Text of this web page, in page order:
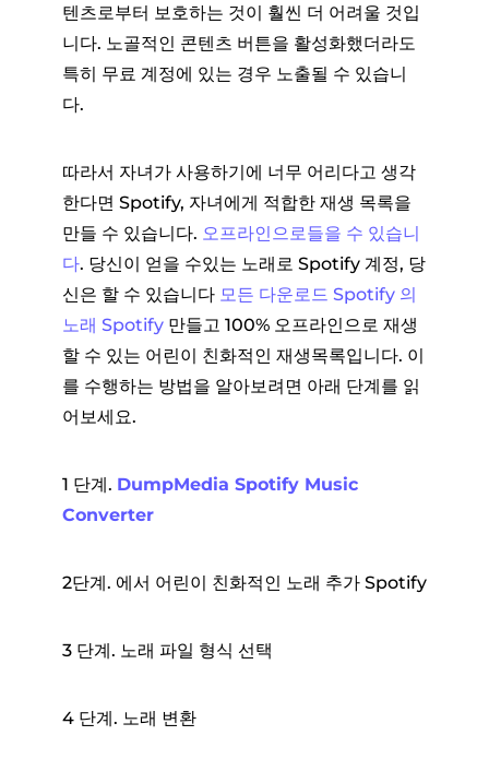
텐츠로부터 보호하는 것이 훨씬 더 어려울 것입
니다. 노골적인 콘텐츠 버튼을 활성화했더라도
특히 무료 계정에 있는 경우 노출될 수 있습니
다.
따라서 자녀가 사용하기에 너무 어리다고 생각
한다면 Spotify, 자녀에게 적합한 재생 목록을
만들 수 있습니다. 오프라인으로들을 수 있습니
다. 당신이 얻을 수있는 노래로 Spotify 계정, 당
신은 할 수 있습니다 모든 다운로드 Spotify 의
노래 Spotify만들고 100% 오프라인으로 재생
할 수 있는 어린이 친화적인 재생목록입니다. 이
를 수행하는 방법을 알아보려면 아래 단계를 읽
어보세요.
1 단계. DumpMedia Spotify Music
Converter
2단계. 에서 어린이 친화적인 노래 추가 Spotify
3 단계. 노래 파일 형식 선택
4 단계. 노래 변환